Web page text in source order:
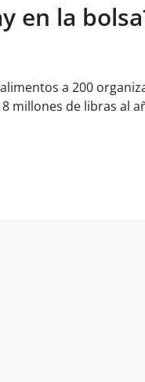
en la
a 200
millones de libras al